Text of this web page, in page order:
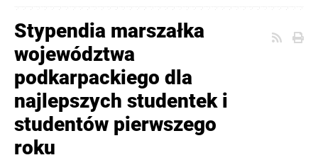
Stypendia marszałka
województwa
podkarpackiego dla
najlepszych studentek i
studentów pierwszego
roku